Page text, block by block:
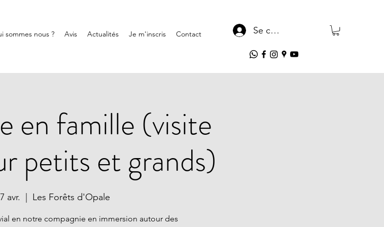
sommes nous ? Avis Actualités Je m'inscris Contact Se connecter
en famille (visite
petits et grands)
avr. Les Forêts d'Opale
en notre compagnie en immersion autour des